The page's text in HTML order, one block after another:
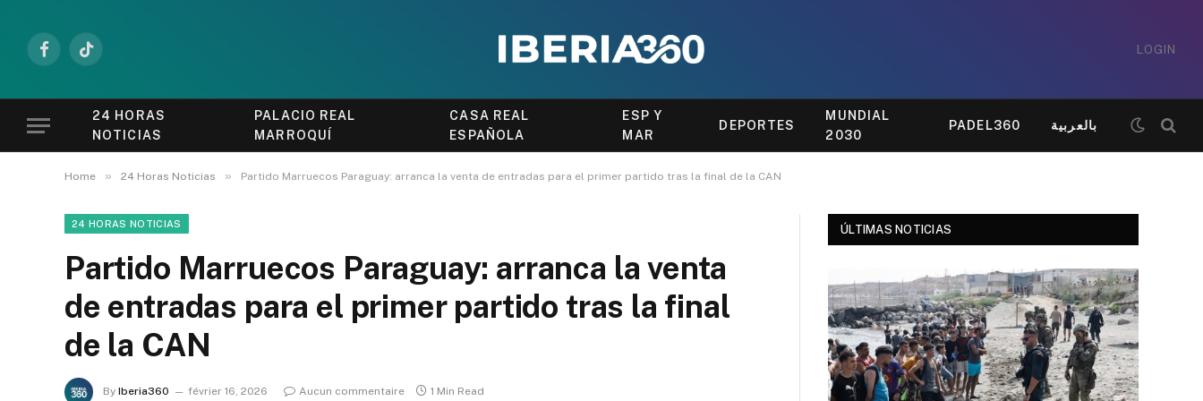
FacebookTikTok
LOGIN
24 HORAS
NOTICIAS
PALACIO REAL
MARROQUÍ
CASA REAL
ESPAÑOLA
ESP Y
MAR
DEPORTES
MUNDIAL
2030
PADEL360 بالعربية
Home » 24 Horas Noticias » Partido Marruecos Paraguay: arranca la venta de entradas para el primer partido tras la final de la CAN
24 HORAS NOTICIAS
Partido Marruecos Paraguay: arranca la venta
de entradas para el primer partido tras la final
de la CAN
By Iberia360 février 16, 2026 Aucun commentaire 1 Min Read
ÚLTIMAS NOTICIAS